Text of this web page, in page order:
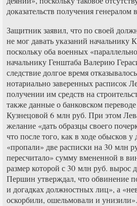
доказательств получения генералом
Защитник заявил, что по своей
не мог давать указаний
поскольку оба военных
начальнику Генштаба Валерию
следствие долгое время
нотариально заверенных расписок
получении им средств на
также данные о банковском
Кузнецовой 6 млн руб. При этом
желание «дать образцы своего
что после того, как в ходе обысков
«пропали» две расписки на 30 млн
пересчитало» сумму вмененной в
размер которой с 30 млн руб. вырос
Першин утверждал, что обвинение
и догадках должностных лиц», а
оскорбили, ошельмовали и унизили».